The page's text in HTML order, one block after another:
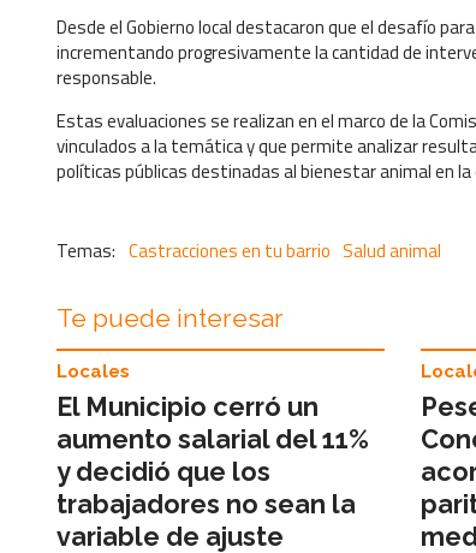
Desde el Gobierno local destacaron que el desafío
incrementando progresivamente la cantidad de
responsable.
Estas evaluaciones se realizan en el marco de la
vinculados a la temática y que permite analizar
políticas públicas destinadas al bienestar animal en la
Castracciones en tu barrio Salud animal
Te puede interesar
El Municipio cerró un
aumento salarial del 11%
y decidió que los
trabajadores no sean la
variable de ajuste
Locales